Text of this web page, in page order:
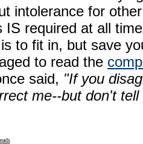
intolerance for
IS required at all
to fit in, but save
to read the
said, "If you
me--but don't